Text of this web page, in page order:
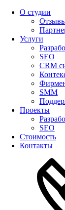
О студии
Услуги
SEO
CRM
SMM
Проекты
SEO
Стоимость
Контакты